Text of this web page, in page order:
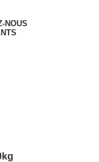
NOUS